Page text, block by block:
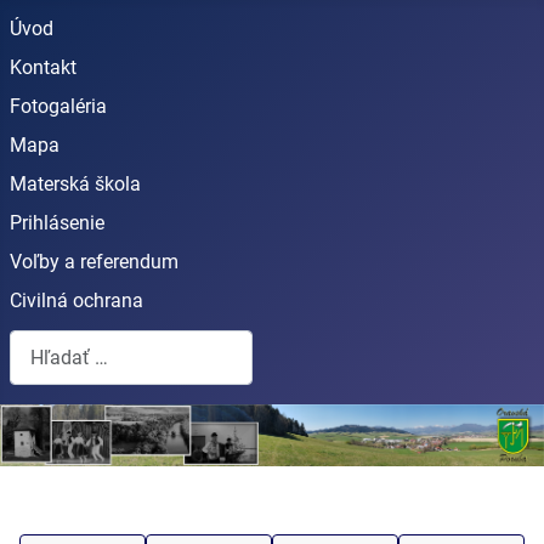
Úvod
Kontakt
Fotogaléria
Mapa
Materská škola
Prihlásenie
Voľby a referendum
Civilná ochrana
Hľadať...